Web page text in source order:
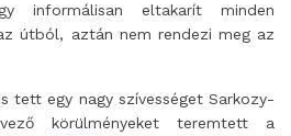
informálisan eltakarít minden
útból, aztán nem rendezi meg az
tett egy nagy szívességet Sarkozy-
körülményeket teremtett a